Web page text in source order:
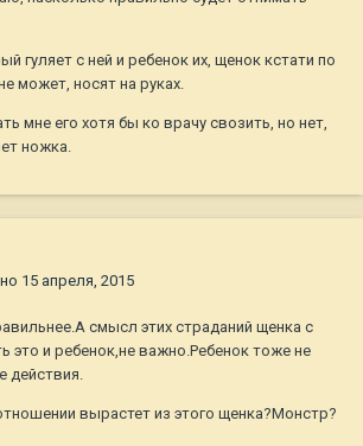
гуляет с ней и ребенок их, щенок кстати по
может, носят на руках.
мне его хотя бы ко врачу свозить, но нет,
ножка.
15 апреля, 2015
смысл этих страданий щенка с
это и ребенок,не важно.Ребенок тоже не
действия.
вырастет из этого щенка?Монстр?